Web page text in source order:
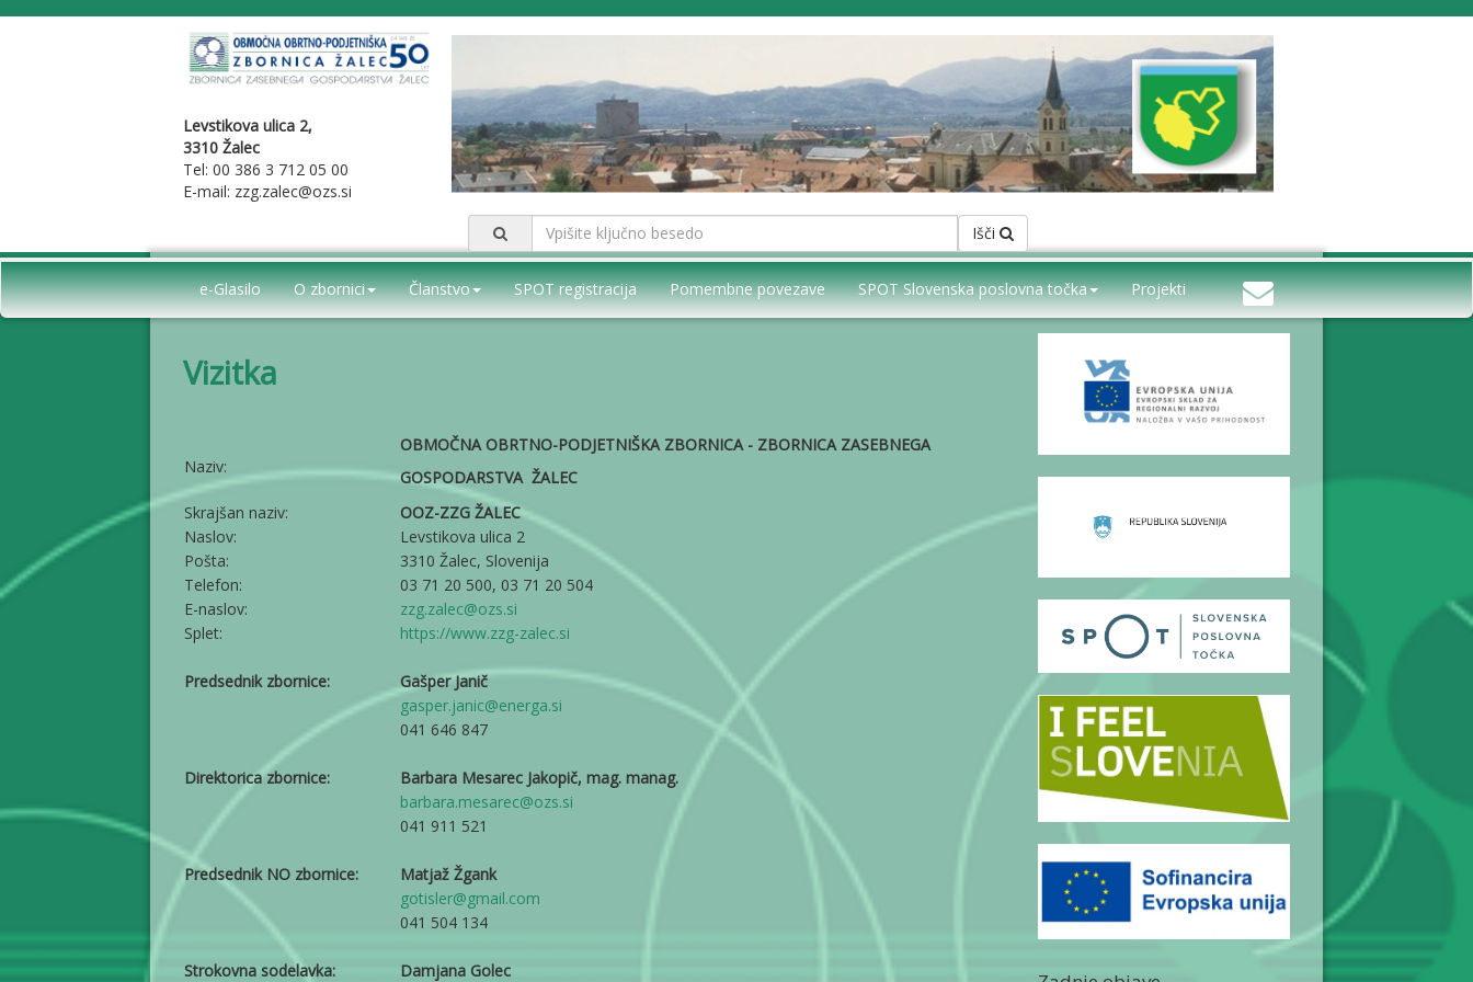
Levstikova ulica 2,
3310 Žalec
Tel: 00 386 3 712 05 00
E-mail: zzg.zalec@ozs.si
Išči
e-Glasilo O zbornici Članstvo SPOT registracija Pomembne povezave SPOT Slovenska poslovna točka Projekti
Vizitka
Naziv:
OBMOČNA OBRTNO-PODJETNIŠKA ZBORNICA - ZBORNICA ZASEBNEGA
GOSPODARSTVA ŽALEC
Skrajšan naziv:
OOZ-ZZG ŽALEC
Naslov:
Levstikova ulica 2
Pošta:
3310 Žalec, Slovenija
Telefon:
03 71 20 500, 03 71 20 504
E-naslov:
zzg.zalec@ozs.si
Splet:
https://www.zzg-zalec.si
Predsednik zbornice:
Gašper Janič
gasper.janic@energa.si
041 646 847
Direktorica zbornice:
Barbara Mesarec Jakopič, mag. manag.
barbara.mesarec@ozs.si
041 911 521
Predsednik NO zbornice:
Matjaž Žgank
gotisler@gmail.com
041 504 134
Strokovna sodelavka: Damjana Golec